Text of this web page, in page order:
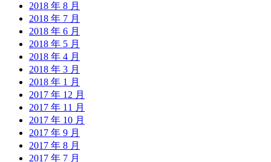
2018 年 8 月
2018 年 7 月
2018 年 6 月
2018 年 5 月
2018 年 4 月
2018 年 3 月
2018 年 1 月
2017 年 12 月
2017 年 11 月
2017 年 10 月
2017 年 9 月
2017 年 8 月
2017 年 7 月